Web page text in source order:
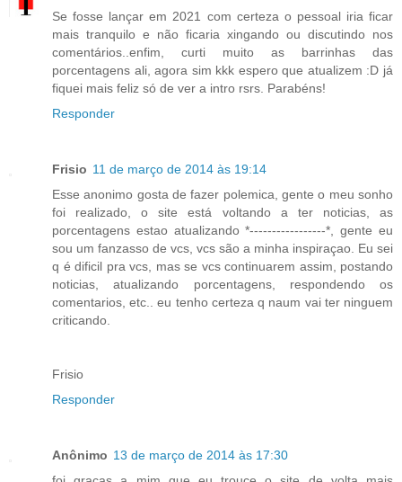
Se fosse lançar em 2021 com certeza o pessoal iria ficar
mais tranquilo e não ficaria xingando ou discutindo nos
comentários..enfim, curti muito as barrinhas das
porcentagens ali, agora sim kkk espero que atualizem :D já
fiquei mais feliz só de ver a intro rsrs. Parabéns!
Responder
Frisio 11 de março de 2014 às 19:14
Esse anonimo gosta de fazer polemica, gente o meu sonho
foi realizado, o site está voltando a ter noticias, as
porcentagens estao atualizando *-----------------*, gente eu
sou um fanzasso de vcs, vcs são a minha inspiraçao. Eu sei
q é dificil pra vcs, mas se vcs continuarem assim, postando
noticias, atualizando porcentagens, respondendo os
comentarios, etc.. eu tenho certeza q naum vai ter ninguem
criticando.
Frisio
Responder
Anônimo 13 de março de 2014 às 17:30